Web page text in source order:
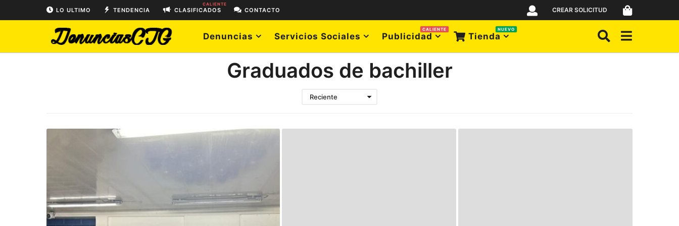
LO ULTIMO TENDENCIA CLASIFICADOS
CALIENTE
CONTACTO CREAR SOLICITUD
Denuncias Servicios Sociales Publicidad
CALIENTE
Tienda
NUEVO
Graduados de bachiller
Reciente